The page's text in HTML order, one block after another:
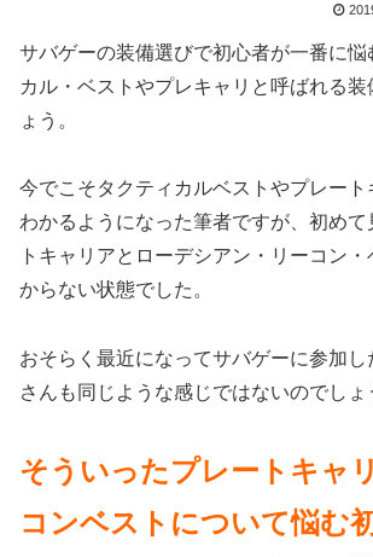
サバゲーの装備選びで初心者が一番に悩
カル・ベストやプレキャリと呼ばれる装
ょう。
今でこそタクティカルベストやプレー
わかるようになった筆者ですが、初めて
トキャリアとローデシアン・リーコン
からない状態でした。
おそらく最近になってサバゲーに参加
さんも同じような感じではないのでしょ
そういったプレートキャ
コンベストについて悩む